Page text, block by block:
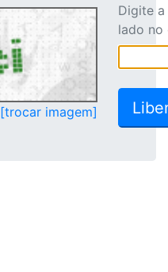
[trocar imagem]
Digite
lado no